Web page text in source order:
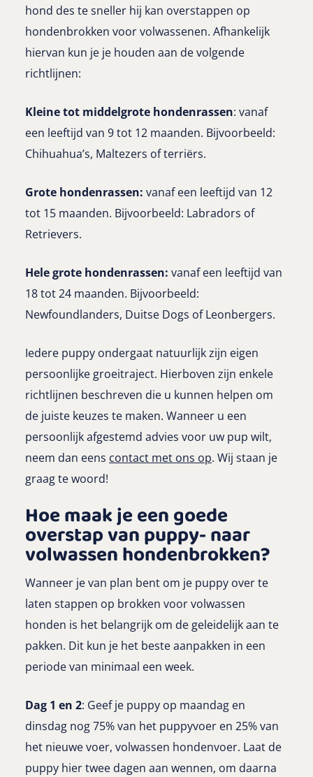
hond des te sneller hij kan overstappen op
hondenbrokken voor volwassenen. Afhankelijk
hiervan kun je je houden aan de volgende
richtlijnen:
Kleine tot middelgrote hondenrassen: vanaf
een leeftijd van 9 tot 12 maanden. Bijvoorbeeld:
Chihuahua’s, Maltezers of terriërs.
Grote hondenrassen: vanaf een leeftijd van 12
tot 15 maanden. Bijvoorbeeld: Labradors of
Retrievers.
Hele grote hondenrassen: vanaf een leeftijd van
18 tot 24 maanden. Bijvoorbeeld:
Newfoundlanders, Duitse Dogs of Leonbergers.
Iedere puppy ondergaat natuurlijk zijn eigen
persoonlijke groeitraject. Hierboven zijn enkele
richtlijnen beschreven die u kunnen helpen om
de juiste keuzes te maken. Wanneer u een
persoonlijk afgestemd advies voor uw pup wilt,
neem dan eens contact met ons op. Wij staan je
graag te woord!
Hoe maak je een goede
overstap van puppy- naar
volwassen hondenbrokken?
Wanneer je van plan bent om je puppy over te
laten stappen op brokken voor volwassen
honden is het belangrijk om de geleidelijk aan te
pakken. Dit kun je het beste aanpakken in een
periode van minimaal een week.
Dag 1 en 2: Geef je puppy op maandag en
dinsdag nog 75% van het puppyvoer en 25% van
het nieuwe voer, volwassen hondenvoer. Laat de
puppy hier twee dagen aan wennen, om daarna